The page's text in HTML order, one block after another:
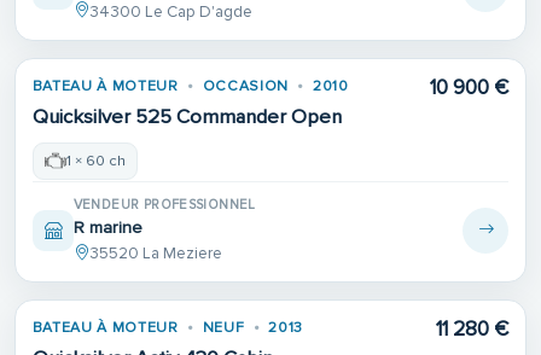
34300 Le Cap D'agde
BATEAU À MOTEUR OCCASION 2010
Quicksilver 525 Commander Open
10 900 €
1 × 60 ch
VENDEUR PROFESSIONNEL
R marine
35520 La Meziere
BATEAU À MOTEUR NEUF 2013 11 280 €